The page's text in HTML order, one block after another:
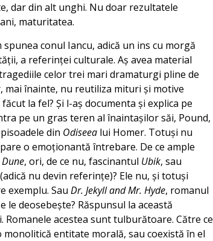
dar din alt unghi. Nu doar rezultatele
maturitatea.
conul Iancu, adică un ins cu morgă
a referinţei culturale. Aş avea material
celor trei mari dramaturgi pline de
mai înainte, nu reutiliza mituri şi motive
la fel? Şi l-aş documenta şi explica pe
pe un gras teren al înaintaşilor săi, Pound,
din Odiseea lui Homer. Totuşi nu
o emoţionantă întrebare. De ce ample
Dune, ori, de ce nu, fascinantul Ubik, sau
nu devin referinţe)? Ele nu, şi totuşi
exemplu. Sau Dr. Jekyll and Mr. Hyde, romanul
le deosebeşte? Răspunsul la această
acestea sunt tulburătoare. Către ce
entitate morală, sau coexistă în el